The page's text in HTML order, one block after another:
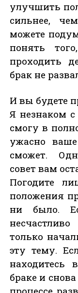
улучшить
сильнее,
можете
понять
проходить
брак не
И вы будете
Я незнаком
смогу в
ужасно
сможет.
совет вам
Погодите
положения
ни было.
только
эту тему.
браке и